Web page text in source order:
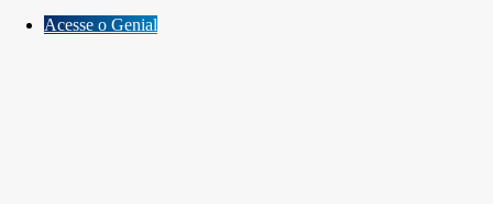
Acesse o Genial